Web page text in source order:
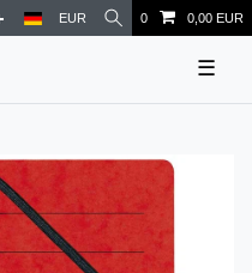
EUR 0 0,00 EUR
☰